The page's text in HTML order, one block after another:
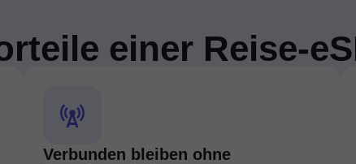
einer Reise-
Verbunden bleiben ohne